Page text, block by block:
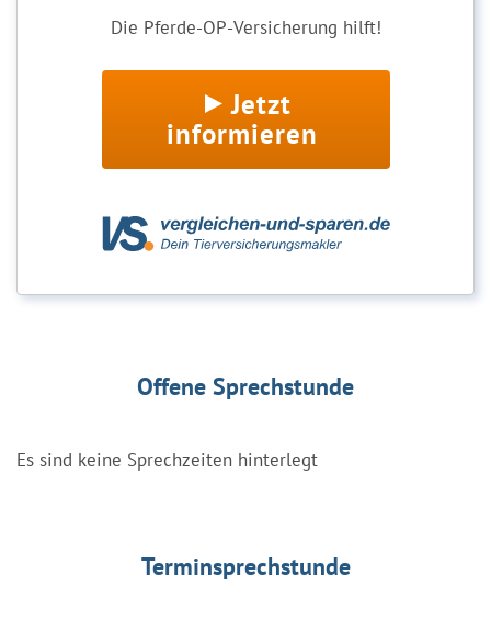
Die Pferde-OP-Versicherung hilft!
Jetzt
informieren
Offene Sprechstunde
Es sind keine Sprechzeiten hinterlegt
Terminsprechstunde